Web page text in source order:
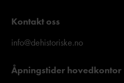
Kontakt oss
info@dehistoriske.no
Åpningstider hovedkontor